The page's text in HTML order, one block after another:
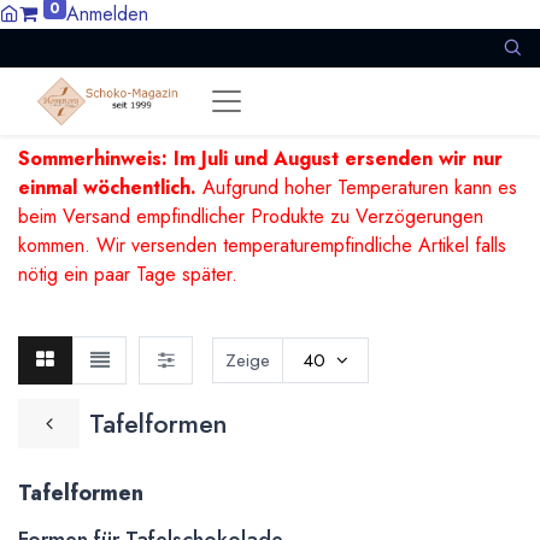
0 Anmelden
Sommerhinweis: Im Juli und August ersenden wir nur
einmal wöchentlich. Aufgrund hoher Temperaturen kann es
beim Versand empfindlicher Produkte zu Verzögerungen
kommen. Wir versenden temperaturempfindliche Artikel falls
nötig ein paar Tage später.
Tafelformen
Zeige 40
Tafelformen